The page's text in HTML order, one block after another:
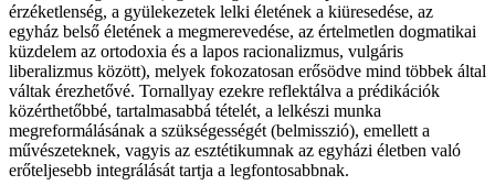
érzéketlenség, a gyülekezetek lelki életének a kiüresedése, az
egyház belső életének a megmerevedése, az értelmetlen dogmatikai
küzdelem az ortodoxia és a lapos racionalizmus, vulgáris
liberalizmus között), melyek fokozatosan erősödve mind többek által
váltak érezhetővé. Tornallyay ezekre reflektálva a prédikációk
közérthetőbbé, tartalmasabbá tételét, a lelkészi munka
megreformálásának a szükségességét (belmisszió), emellett a
művészeteknek, vagyis az esztétikumnak az egyházi életben való
erőteljesebb integrálását tartja a legfontosabbnak.